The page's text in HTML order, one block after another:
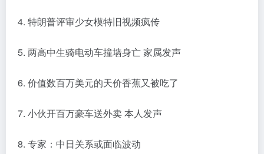
4. 特朗普评审少女模特旧视频疯传
5. 两高中生骑电动车撞墙身亡 家属发声
6. 价值数百万美元的天价香蕉又被吃了
7. 小伙开百万豪车送外卖 本人发声
8. 专家：中日关系或面临波动